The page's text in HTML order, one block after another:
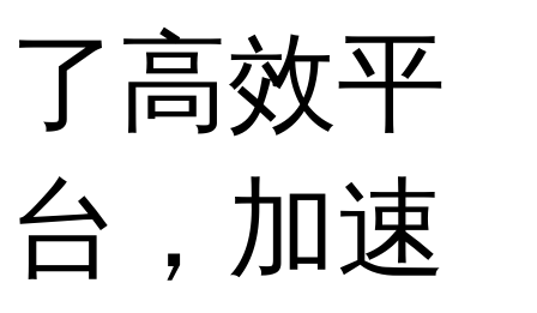
了高效平
台，加速